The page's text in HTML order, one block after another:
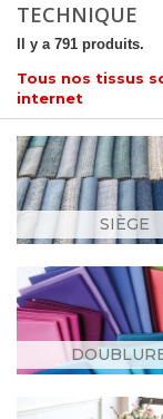
TECHNIQUE
Il y a 791 produits.
Tous nos tissus
internet
SIÈGE